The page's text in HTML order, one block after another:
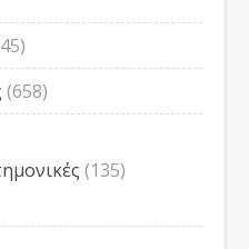
(658)
(135)